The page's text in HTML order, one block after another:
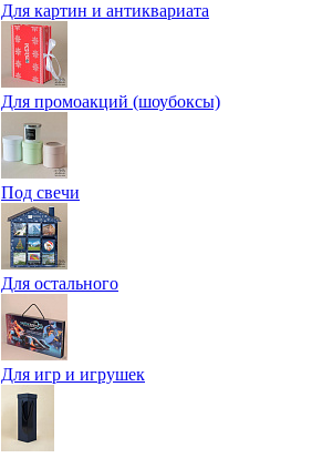
Для картин и антиквариата
Для промоакций (шоубоксы)
Под свечи
Для остального
Для игр и игрушек